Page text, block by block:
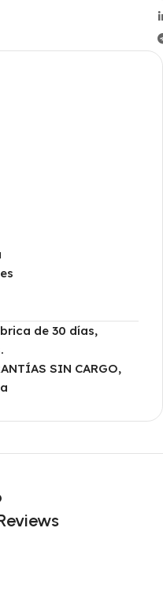
de 30 días,
SIN CARGO,